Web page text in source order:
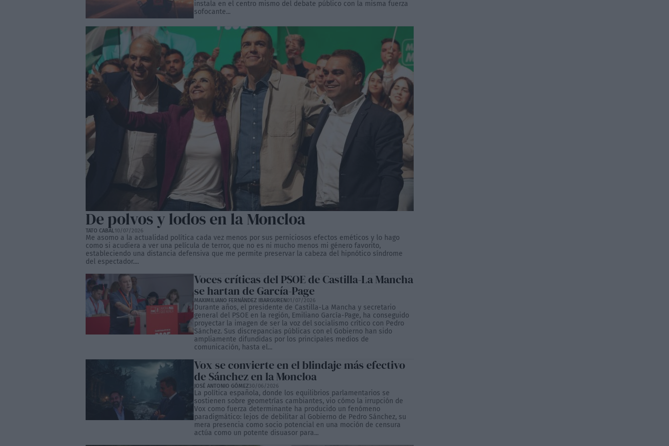
instala en el centro mismo del debate público con la misma fuerza
sofocante...
De polvos y lodos en la Moncloa
TATO CABAL10/07/2026
Me asomo a la actualidad política cada vez menos por sus perniciosos efectos eméticos y lo hago
como si acudiera a ver una película de terror, que no es ni mucho menos mi género favorito,
estableciendo una distancia defensiva que me permite preservar la cabeza del hipnótico síndrome
del espectador....
Voces críticas del PSOE de Castilla-La Mancha
se hartan de García-Page
MAXIMILIANO FERNÁNDEZ IBARGUREN01/07/2026
Durante años, el presidente de Castilla-La Mancha y secretario
general del PSOE en la región, Emiliano García-Page, ha conseguido
proyectar la imagen de ser la voz del socialismo crítico con Pedro
Sánchez. Sus discrepancias públicas con el Gobierno han sido
ampliamente difundidas por los principales medios de
comunicación, hasta el...
Vox se convierte en el blindaje más efectivo
de Sánchez en la Moncloa
JOSÉ ANTONIO GÓMEZ30/06/2026
La política española, donde los equilibrios parlamentarios se
sostienen sobre geometrías cambiantes, vio cómo la irrupción de
Vox como fuerza determinante ha producido un fenómeno
paradigmático: lejos de debilitar al Gobierno de Pedro Sánchez, su
mera presencia como socio potencial en una moción de censura
actúa como un potente disuasor para...